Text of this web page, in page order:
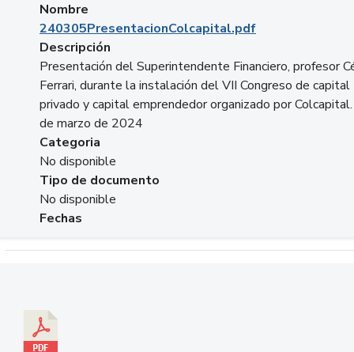
Nombre
240305PresentacionColcapital.pdf
Descripción
Presentación del Superintendente Financiero, profesor
Ferrari, durante la instalación del VII Congreso de capital
privado y capital emprendedor organizado por
de marzo de 2024
Categoria
No disponible
Tipo de documento
No disponible
Fechas